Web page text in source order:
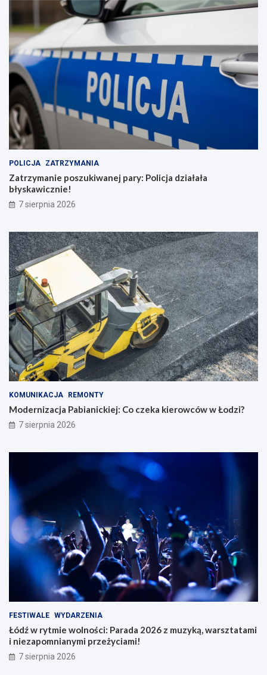
POLICJA ZATRZYMANIA
Zatrzymanie poszukiwanej pary: Policja działała
błyskawicznie!
7 sierpnia 2026
KOMUNIKACJA REMONTY
Modernizacja Pabianickiej: Co czeka kierowców w Łodzi?
7 sierpnia 2026
FESTIWALE WYDARZENIA
Łódź w rytmie wolności: Parada 2026 z muzyką, warsztatami
i niezapomnianymi przeżyciami!
7 sierpnia 2026